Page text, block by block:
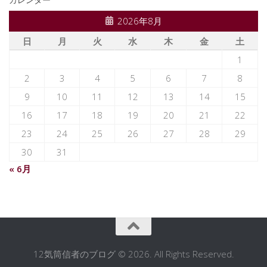
2026年8月
日
月 火 水 木 金
土
1
2
3 4 5 6 7
8
9
10 11 12 13 14
15
16
17 18 19 20 21
22
23
24 25 26 27 28
29
30
31
« 6月
12気筒信者のブログ © 2026. All Rights Reserved.